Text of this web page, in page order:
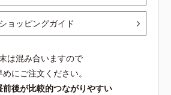
ショッピングガイド
は混み合いますので
めにご注文ください。
前後が比較的つながりやすい